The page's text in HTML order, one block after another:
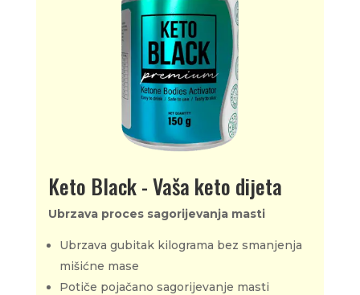
Keto Black - Vaša keto dijeta
Ubrzava proces sagorijevanja masti
Ubrzava gubitak kilograma bez smanjenja
mišićne mase
Potiče pojačano sagorijevanje masti